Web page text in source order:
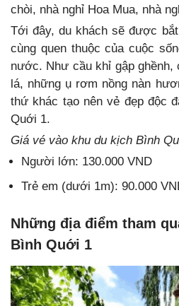
chòi, nhà nghỉ Hoa Mua, nhà
Tới đây, du khách sẽ được
cùng quen thuộc của cuộc
nước. Như cầu khỉ gập
lá, những ụ rơm nồng nàn
thứ khác tạo nên vẻ đẹp độc
Quới 1.
Giá vé vào khu du kịch Bình
Người lớn: 130.000 VND
Trẻ em (dưới 1m): 90.000
Những địa điểm tham
Bình Quới 1